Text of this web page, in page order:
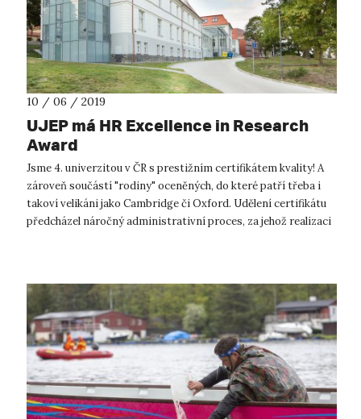
10 / 06 / 2019
UJEP má HR Excellence in Research
Award
Jsme 4. univerzitou v ČR s prestižním certifikátem kvality! A
zároveň součástí "rodiny" oceněných, do které patří třeba i
takoví velikáni jako Cambridge či Oxford. Udělení certifikátu
předcházel náročný administrativní proces, za jehož realizaci